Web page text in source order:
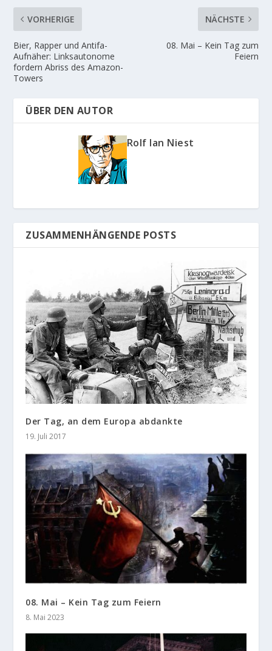
VORHERIGE
Bier, Rapper und Antifa-
Aufnäher: Linksautonome
fordern Abriss des Amazon-
Towers
NÄCHSTE
08. Mai – Kein Tag zum
Feiern
ÜBER DEN AUTOR
Rolf Ian Niest
ZUSAMMENHÄNGENDE POSTS
Der Tag, an dem Europa abdankte
19. Juli 2017
08. Mai – Kein Tag zum Feiern
8. Mai 2023